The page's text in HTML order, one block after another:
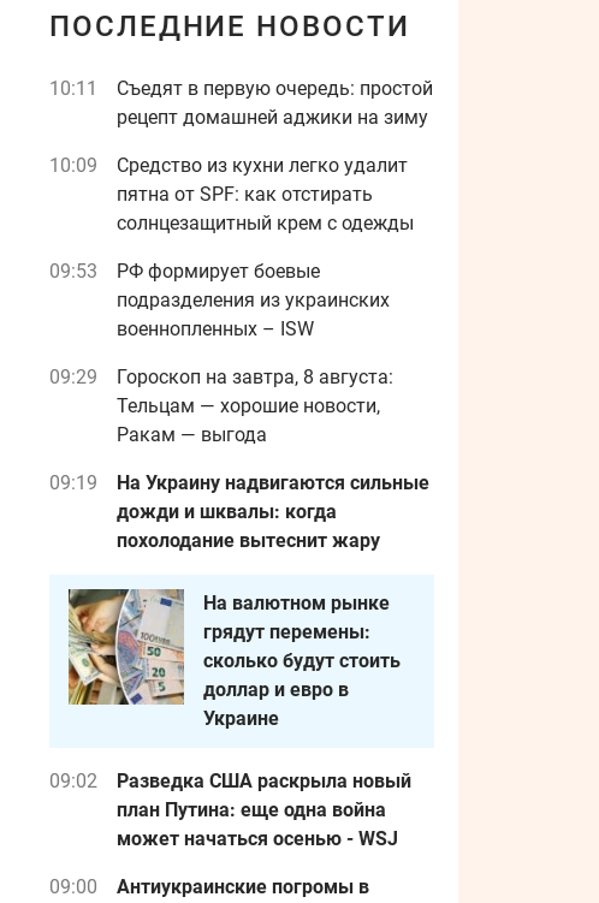
ПОСЛЕДНИЕ НОВОСТИ
10:11
Съедят в первую очередь: простой
рецепт домашней аджики на зиму
10:09
Средство из кухни легко удалит
пятна от SPF: как отстирать
солнцезащитный крем с одежды
09:53
РФ формирует боевые
подразделения из украинских
военнопленных – ISW
09:29
Гороскоп на завтра, 8 августа:
Тельцам — хорошие новости,
Ракам — выгода
09:19
На Украину надвигаются сильные
дожди и шквалы: когда
похолодание вытеснит жару
На валютном рынке
грядут перемены:
сколько будут стоить
доллар и евро в
Украине
09:02
Разведка США раскрыла новый
план Путина: еще одна война
может начаться осенью - WSJ
09:00
Антиукраинские погромы в